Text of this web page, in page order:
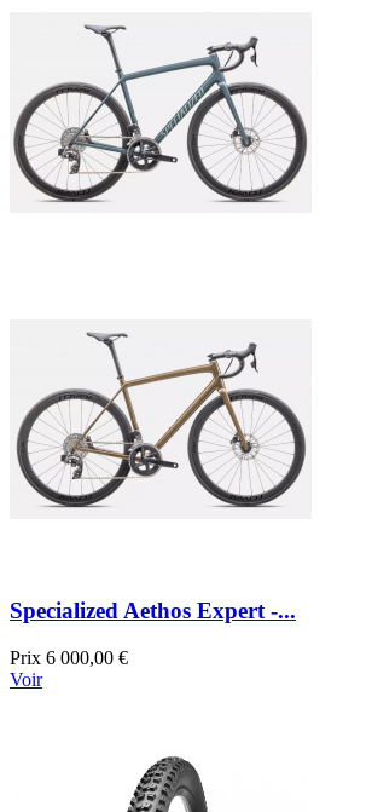
Specialized Aethos Expert -...
Prix 6 000,00 €
Voir